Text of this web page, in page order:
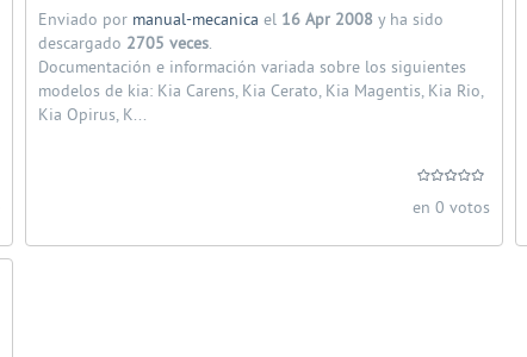
Enviado por manual-mecanica el 16 Apr 2008 y ha sido
descargado 2705 veces.
Documentación e información variada sobre los siguientes
modelos de kia: Kia Carens, Kia Cerato, Kia Magentis, Kia Rio,
Kia Opirus, K...
en 0 votos